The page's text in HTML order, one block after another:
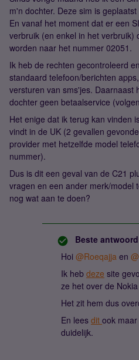
m'n dochter. Deze sim is
En vanaf het moment dat er een
verbruik (en enkel in het verbruik)
worden naar het nummer 02051.
Ik heb de rechten gecontroleerd
standaard telefoon/berichten
versturen van sms'jes. Daarnaast
dochter geen betaalservice
Het enige dat ik terug kan vinden
vindt in de UK (2 gevallen
provider met hetzelfde model
nummer).
Dus is dit een geval van de C21
vragen en een ander merk/model
nog wat aan te doen?
Beste
Hoi @Roeqajja en
Ik heb deze site
ze het over de
Het zit hem dus
En lees dit ook
duidelijk.